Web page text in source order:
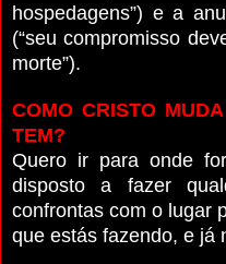
hospedagens”) e a
(“seu compromisso
morte”).
COMO CRISTO
TEM?
Quero ir para onde
disposto a fazer
confrontas com o lugar
que estás fazendo, e já